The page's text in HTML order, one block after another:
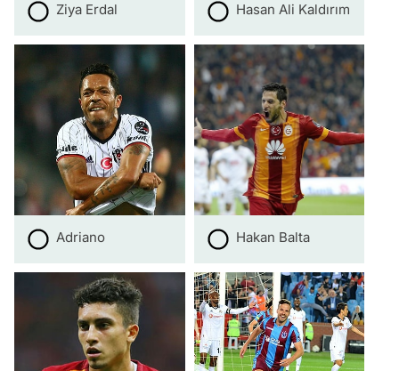
Ziya Erdal Hasan Ali Kaldırım
Adriano Hakan Balta